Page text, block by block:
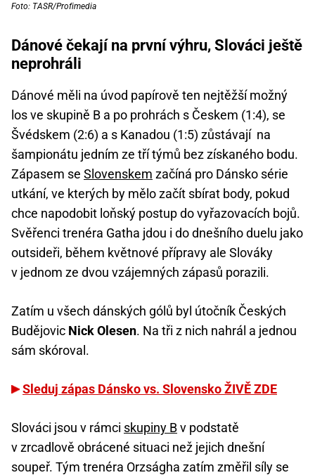
Foto: TASR/Profimedia
Dánové čekají na první výhru, Slováci ještě
neprohráli
Dánové měli na úvod papírově ten nejtěžší možný
los ve skupině B a po prohrách s Českem (1:4), se
Švédskem (2:6) a s Kanadou (1:5) zůstávají na
šampionátu jedním ze tří týmů bez získaného bodu.
Zápasem se Slovenskem začíná pro Dánsko série
utkání, ve kterých by mělo začít sbírat body, pokud
chce napodobit loňský postup do vyřazovacích bojů.
Svěřenci trenéra Gatha jdou i do dnešního duelu jako
outsideři, během květnové přípravy ale Slováky
v jednom ze dvou vzájemných zápasů porazili.
Zatím u všech dánských gólů byl útočník Českých
Budějovic Nick Olesen. Na tři z nich nahrál a jednou
sám skóroval.
Sleduj zápas Dánsko vs. Slovensko ŽIVĚ ZDE
Slováci jsou v rámci skupiny Bv podstatě
v zrcadlově obrácené situaci než jejich dnešní
soupeř. Tým trenéra Orzságha zatím změřil síly se